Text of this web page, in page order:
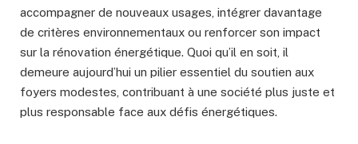
accompagner de nouveaux usages, intégrer davantage
de critères environnementaux ou renforcer son impact
sur la rénovation énergétique. Quoi qu’il en soit, il
demeure aujourd’hui un pilier essentiel du soutien aux
foyers modestes, contribuant à une société plus juste et
plus responsable face aux défis énergétiques.